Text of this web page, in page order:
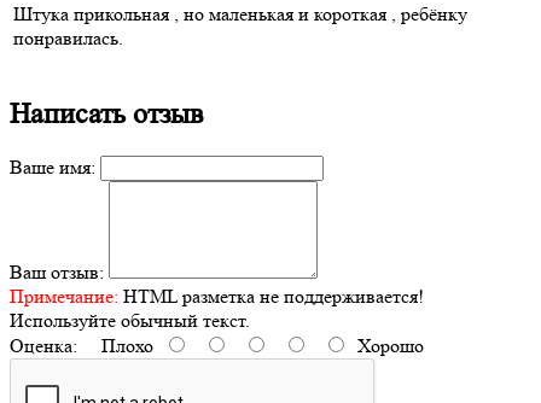
Штука прикольная , но маленькая и короткая , ребёнку
понравилась.
Написать отзыв
Ваше имя:
Ваш отзыв:
Примечание: HTML разметка не поддерживается!
Используйте обычный текст.
Оценка: Плохо Хорошо